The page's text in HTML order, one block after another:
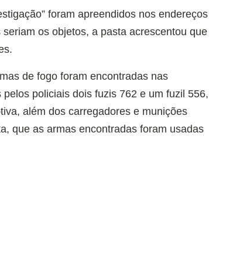
foram apreendidos nos endereços
os objetos, a pasta acrescentou que
de fogo foram encontradas nas
policiais dois fuzis 762 e um fuzil 556,
além dos carregadores e munições
que as armas encontradas foram usadas